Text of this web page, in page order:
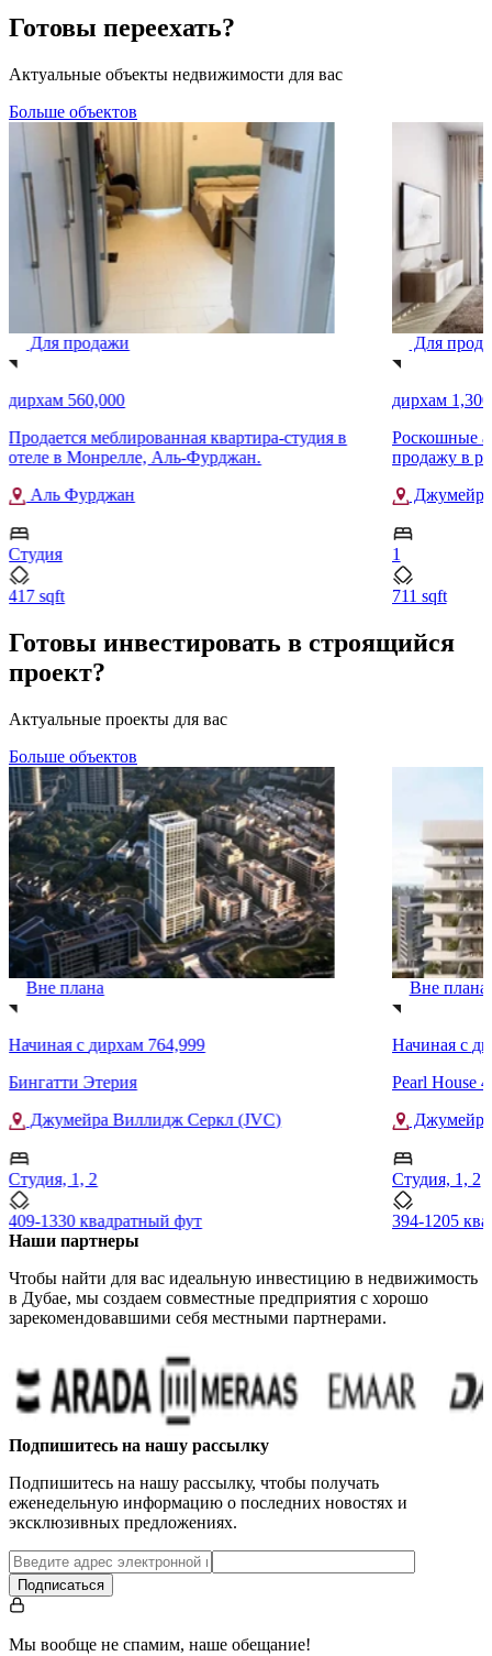
Готовы переехать?
Актуальные объекты недвижимости для вас
Больше объектов
Для продажи
дирхам 560,000
Продается меблированная квартира-студия в
отеле в Монрелле, Аль-Фурджан.
Аль Фурджан
Студия
417 sqft
Для
дирхам
Роскошные
продажу в
1
711 sqft
Готовы инвестировать в строящийся
проект?
Актуальные проекты для вас
Больше объектов
Вне плана
Начиная с дирхам 764,999
Бингатти Этерия
Джумейра Виллидж Серкл (JVC)
Студия, 1, 2
409-1330 квадратный фут
Вне плана
Начиная с
Pearl House
Студия, 1, 2
394-1205
Наши партнеры
Чтобы найти для вас идеальную инвестицию в недвижимость
в Дубае, мы создаем совместные предприятия с хорошо
зарекомендовавшими себя местными партнерами.
Подпишитесь на нашу рассылку
Подпишитесь на нашу рассылку, чтобы получать
еженедельную информацию о последних новостях и
эксклюзивных предложениях.
Подписаться
Мы вообще не спамим, наше обещание!